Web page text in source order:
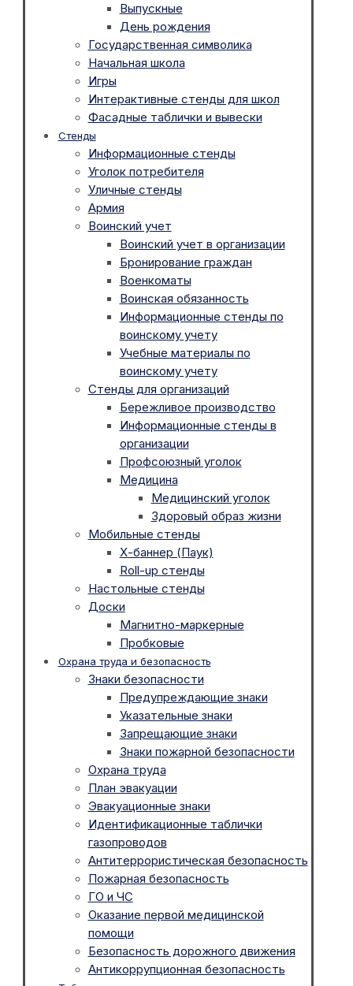
Выпускные
День рождения
Государственная символика
Начальная школа
Игры
Интерактивные стенды для школ
Фасадные таблички и вывески
Стенды
Информационные стенды
Уголок потребителя
Уличные стенды
Армия
Воинский учет
Воинский учет в организации
Бронирование граждан
Военкоматы
Воинская обязанность
Информационные стенды по
воинскому учету
Учебные материалы по
воинскому учету
Стенды для организаций
Бережливое производство
Информационные стенды в
организации
Профсоюзный уголок
Медицина
Медицинский уголок
Здоровый образ жизни
Мобильные стенды
Х-баннер (Паук)
Roll-up стенды
Настольные стенды
Доски
Магнитно-маркерные
Пробковые
Охрана труда и безопасность
Знаки безопасности
Предупреждающие знаки
Указательные знаки
Запрещающие знаки
Знаки пожарной безопасности
Охрана труда
План эвакуации
Эвакуационные знаки
Идентификационные таблички
газопроводов
Антитеррористическая безопасность
Пожарная безопасность
ГО и ЧС
Оказание первой медицинской
помощи
Безопасность дорожного движения
Антикоррупционная безопасность